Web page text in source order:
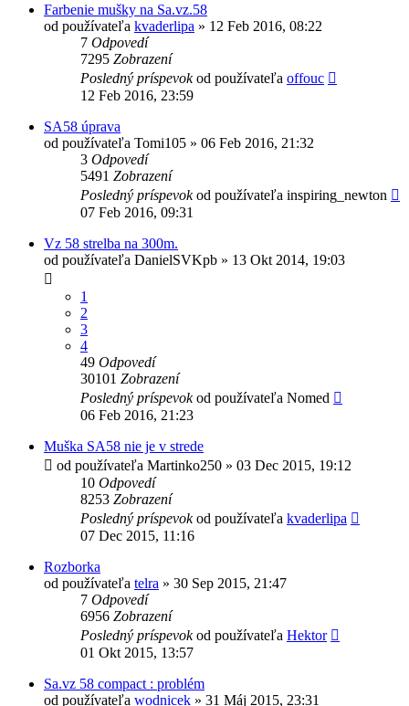
Farbenie mušky na Sa.vz.58
od používateľa kvaderlipa » 12 Feb 2016, 08:22
7 Odpovedí
7295 Zobrazení
Posledný príspevokod používateľa offouc
12 Feb 2016, 23:59
SA58 úprava
od používateľa Tomi105 » 06 Feb 2016, 21:32
3 Odpovedí
5491 Zobrazení
Posledný príspevokod používateľa inspiring_newton
07 Feb 2016, 09:31
Vz 58 strelba na 300m.
od používateľa DanielSVKpb » 13 Okt 2014, 19:03
1
2
3
4
49 Odpovedí
30101 Zobrazení
Posledný príspevokod používateľa Nomed
06 Feb 2016, 21:23
Muška SA58 nie je v strede
od používateľa Martinko250 » 03 Dec 2015, 19:12
10 Odpovedí
8253 Zobrazení
Posledný príspevokod používateľa kvaderlipa
07 Dec 2015, 11:16
Rozborka
od používateľa telra » 30 Sep 2015, 21:47
7 Odpovedí
6956 Zobrazení
Posledný príspevokod používateľa Hektor
01 Okt 2015, 13:57
Sa.vz 58 compact : problém
od používateľa wodnicek » 31 Máj 2015, 23:31